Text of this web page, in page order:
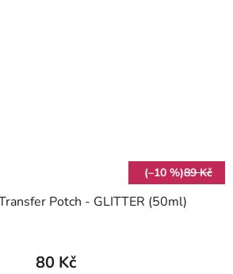
(–10 %)89 Kč
Potch - GLITTER (50ml)
80 Kč